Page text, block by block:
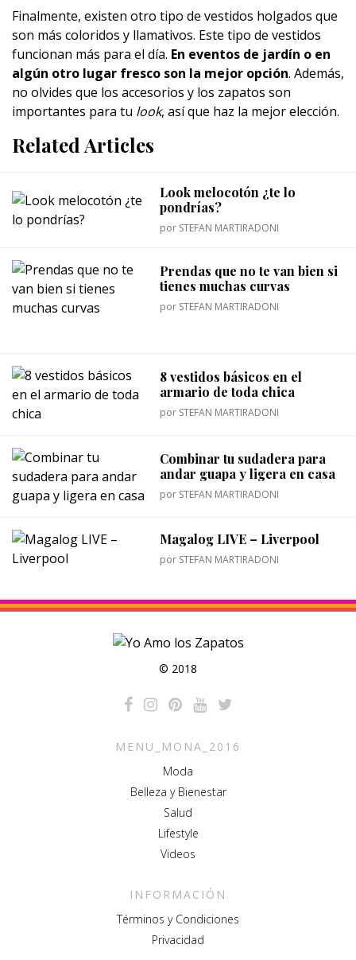
Finalmente, existen otro tipo de vestidos holgados que
son más coloridos y llamativos. Este tipo de vestidos
funcionan más para el día. En eventos de jardín o en
algún otro lugar fresco son la mejor opción. Además,
no olvides que los accesorios y los zapatos son
importantes para tu look, así que haz la mejor elección.
Related Articles
Look melocotón ¿te lo
pondrías?
por STEFAN MARTIRADONI
Prendas que no te van bien si
tienes muchas curvas
por STEFAN MARTIRADONI
8 vestidos básicos en el
armario de toda chica
por STEFAN MARTIRADONI
Combinar tu sudadera para
andar guapa y ligera en casa
por STEFAN MARTIRADONI
Magalog LIVE – Liverpool
por STEFAN MARTIRADONI
© 2018
MENU_MONA_2016
Moda
Belleza y Bienestar
Salud
Lifestyle
Videos
INFORMACIÓN
Términos y Condiciones
Privacidad